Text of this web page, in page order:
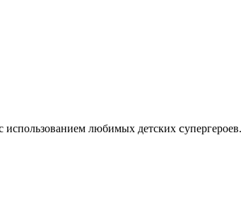
использованием любимых детских c